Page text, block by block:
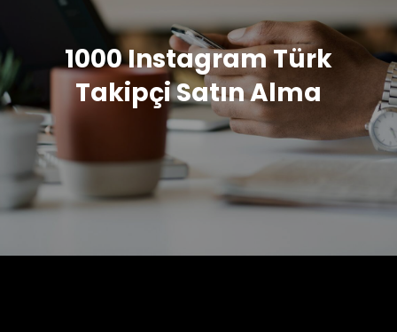
1000 Instagram Türk
Takipçi Satın Alma